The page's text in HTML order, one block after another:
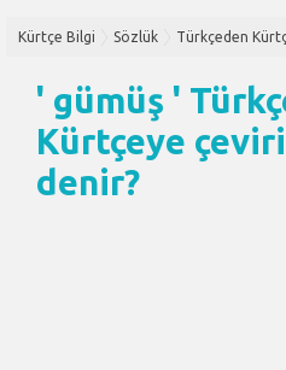
Kürtçe Bilgi Sözlük Türkçeden
' gümüş '
Kürtçeye çeviri
denir?